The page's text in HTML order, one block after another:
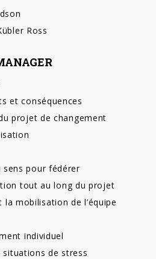
Ross
et conséquences
projet de changement
sens pour fédérer
tout au long du projet
la mobilisation de l’équipe
individuel
situations de stress